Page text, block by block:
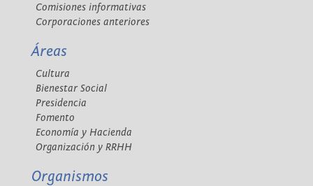
Comisiones informativas
Corporaciones anteriores
Áreas
Cultura
Bienestar Social
Presidencia
Fomento
Economía y Hacienda
Organización y RRHH
Organismos